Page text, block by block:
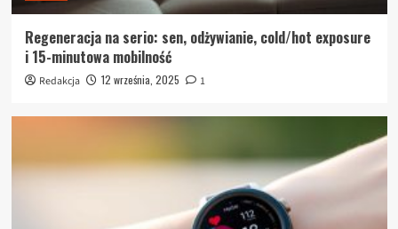
Regeneracja na serio: sen, odżywianie, cold/hot exposure
i 15-minutowa mobilność
Redakcja 12 września, 2025 1